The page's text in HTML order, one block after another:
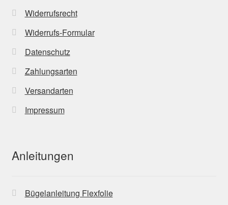
Widerrufsrecht
Widerrufs-Formular
Datenschutz
Zahlungsarten
Versandarten
Impressum
Anleitungen
Bügelanleitung Flexfolie